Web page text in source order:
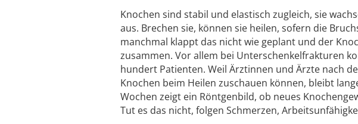
Knochen sind stabil und elastisch zugleich, sie
aus. Brechen sie, können sie heilen, sofern die
manchmal klappt das nicht wie geplant und der
zusammen. Vor allem bei Unterschenkelfrakturen
hundert Patienten. Weil Ärztinnen und Ärzte nach
Knochen beim Heilen zuschauen können, bleibt
Wochen zeigt ein Röntgenbild, ob neues
Tut es das nicht, folgen Schmerzen,